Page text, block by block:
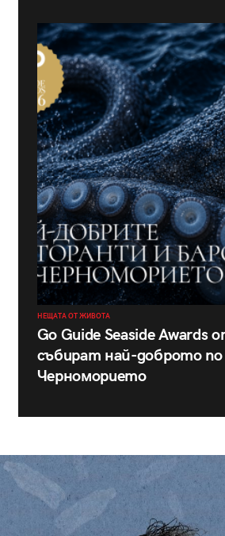
НЕЩАТА ОТ ЖИВОТА
Go Guide Seaside Awards
събират най-доброто по
Черноморието